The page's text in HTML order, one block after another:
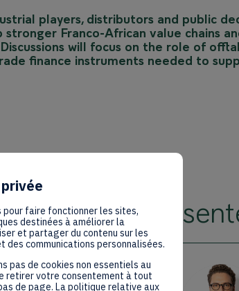
players, distributors and public
Franco-African value chains
will focus on the role of
finance instruments needed to
faire fonctionner les sites,
destinées à améliorer la
et partager du contenu sur les
des communications personnalisées.
pas de cookies non essentiels au
retirer votre consentement à tout
de page. La politique relative aux